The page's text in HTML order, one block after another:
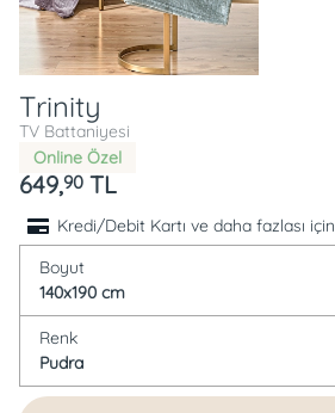
Trinity
TV Battaniyesi
Online Özel
649,90 TL
Kredi/Debit Kartı ve daha fazlası için
Boyut
140x190 cm
Renk
Pudra